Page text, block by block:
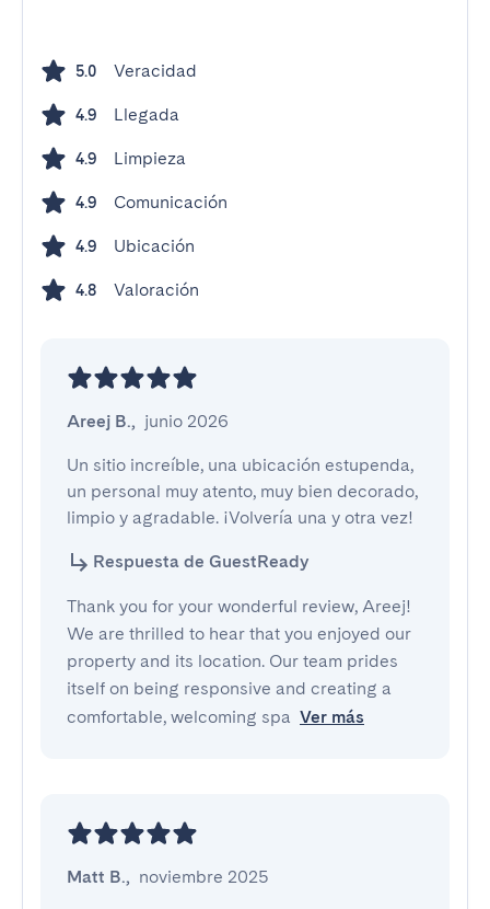
5.0 Veracidad
4.9 Llegada
4.9 Limpieza
4.9 Comunicación
4.9 Ubicación
4.8 Valoración
Areej B., junio 2026
Un sitio increíble, una ubicación estupenda,
un personal muy atento, muy bien decorado,
limpio y agradable. ¡Volvería una y otra vez!
Respuesta de GuestReady
Thank you for your wonderful review, Areej!
We are thrilled to hear that you enjoyed our
property and its location. Our team prides
itself on being responsive and creating a
comfortable, welcoming spa Ver más
Matt B., noviembre 2025